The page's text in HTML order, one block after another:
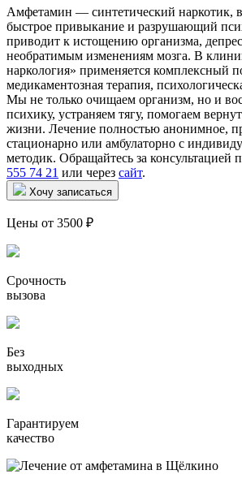
Амфетамин — синтетический наркотик,
быстрое привыкание и разрушающий
приводит к истощению организма,
необратимым изменениям мозга. В
наркология» применяется комплексный
медикаментозная терапия,
Мы не только очищаем организм, но и
психику, устраняем тягу, помогаем
жизни. Лечение полностью анонимное,
стационарно или амбулаторно с
методик. Обращайтесь за консультацией
555 74 21 или через сайт.
Хочу записаться
Цены от 3500 ₽
Срочность
вызова
Без
выходных
Гарантируем
качество